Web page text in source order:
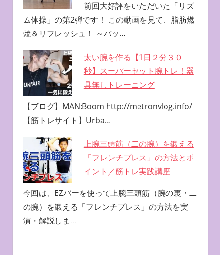
前回大好評をいただいた「リズ
ム体操」の第2弾です！ この動画を見て、脂肪燃
焼＆リフレッシュ！ ～バッ…
太い腕を作る【1日２分３０
秒】スーパーセット腕トレ！器
具無しトレーニング
【ブログ】MAN:Boom http://metronvlog.info/
【筋トレサイト】Urba…
上腕三頭筋（二の腕）を鍛える
「フレンチプレス」の方法とポ
イント／筋トレ実践講座
今回は、EZバーを使って上腕三頭筋（腕の裏・二
の腕）を鍛える「フレンチプレス」の方法を実
演・解説しま…